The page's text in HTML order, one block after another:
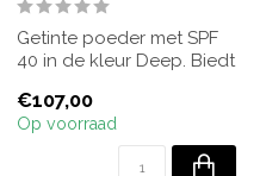
Getinte poeder met SPF
40 in de kleur Deep. Biedt
egaliseer...
€107,00
Op voorraad